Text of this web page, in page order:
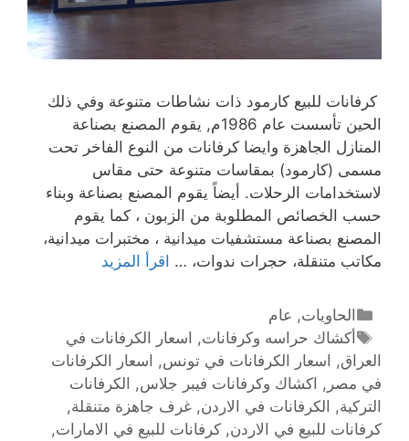
كرفانات للبيع كارمود ذات نشاطات متنوعة وفي ذلك
الحين تأسست عام 1986م, يقوم المصنع بصناعة
المنازل الجاهزة وايضا كرفانات من النوع الفاخر تحت
مسمى (كارمود) بمقاسات متنوعة حتى مقاس
لاستخدامات الرحلات. أيضاً يقوم المصنع بصناعة وبناء
حسب الخصائص المطلوبة من الزبون ، كما يقوم
المصنع بصناعة مستشفيات ميدانية ، مختبرات ميدانية،
مكاتب متنقلة، حجرات ندوات، … اقرأ المزيد
الحاويات, عام
أكشاك حراسه وكرفانات, اسعار الكرفانات في
العراق, اسعار الكرفانات في تونس , اسعار الكرفانات
في مصر, اكشاك وكرفانات فيبر جلاس , الكرفانات
التركية, الكرفانات في الاردن, غرف جاهزة متنقلة,
كرفانات للبيع في الاردن, كرفانات للبيع في الامارات,